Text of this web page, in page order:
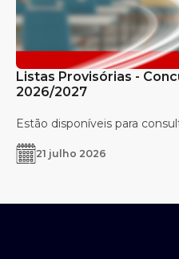
Listas Provisórias -
2026/2027
Estão disponíveis para
21 julho 2026